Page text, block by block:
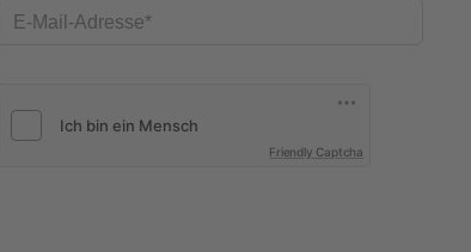
E-Mail-Adresse
Friendly Captcha